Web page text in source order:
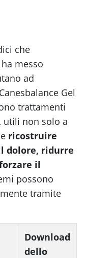
che
messo
ad
Gel
trattamenti
utili non solo a
ricostruire
dolore, ridurre
il
possono
tramite
Download
dello